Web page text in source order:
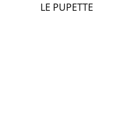
LE PUPETTE